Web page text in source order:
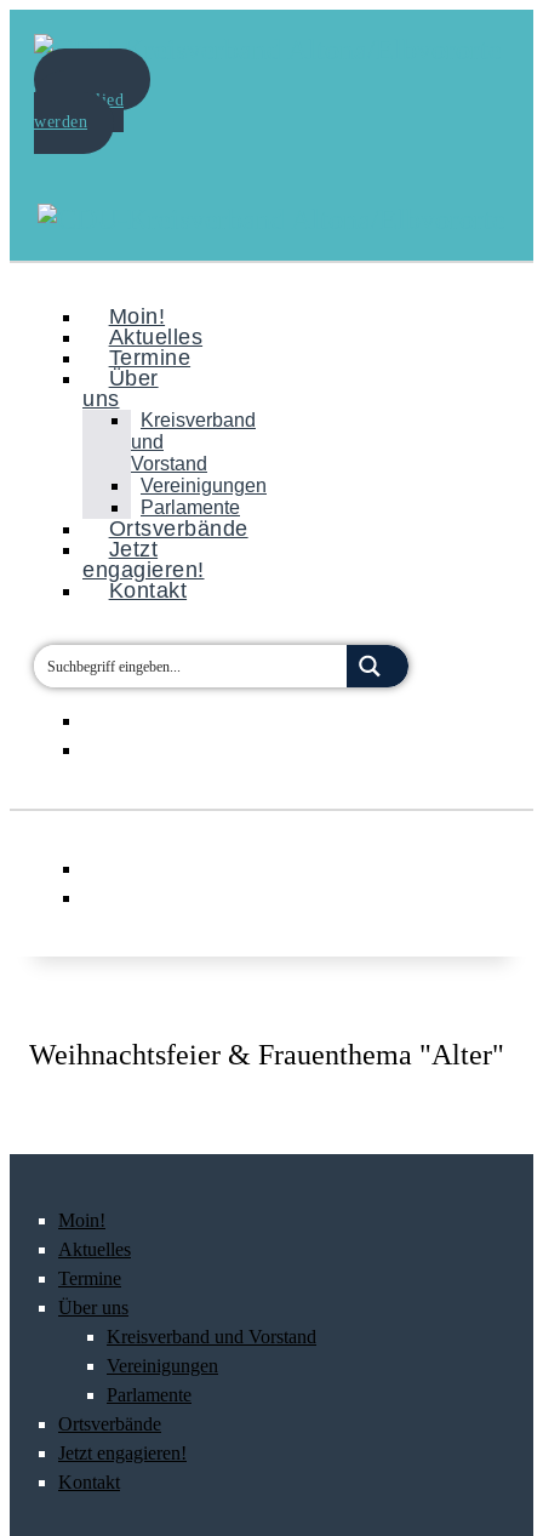
Mitglied
werden
Moin!
Aktuelles
Termine
Über
uns
Kreisverband
und
Vorstand
Vereinigungen
Parlamente
Ortsverbände
Jetzt
engagieren!
Kontakt
Weihnachtsfeier & Frauenthema "Alter"
Moin!
Aktuelles
Termine
Über uns
Kreisverband und Vorstand
Vereinigungen
Parlamente
Ortsverbände
Jetzt engagieren!
Kontakt